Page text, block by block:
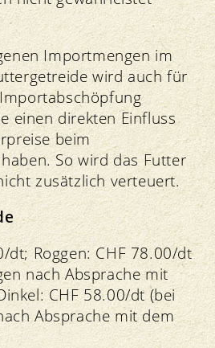
Importmengen im
wird auch für
einen direkten Einfluss
beim
So wird das Futter
zusätzlich verteuert.
dt; Roggen: CHF 78.00/dt
nach Absprache mit
CHF 58.00/dt (bei
Absprache mit dem